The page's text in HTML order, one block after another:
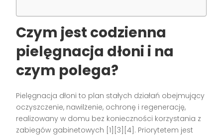
Czym jest codzienna
pielęgnacja dłoni i na
czym polega?
Pielęgnacja dłoni to plan stałych działań obejmujący
oczyszczenie, nawilżenie, ochronę i regenerację,
realizowany w domu bez konieczności korzystania z
zabiegów gabinetowych [1][3][4]. Priorytetem jest